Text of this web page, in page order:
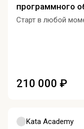
программного
Старт в любой
210 000 ₽
Kata Academy